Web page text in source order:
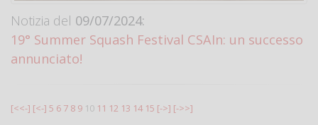
Notizia del 09/07/2024:
19° Summer Squash Festival CSAIn: un successo
annunciato!
[<<-] [<-] 5 6 7 8 9 10 11 12 13 14 15 [->] [->>]